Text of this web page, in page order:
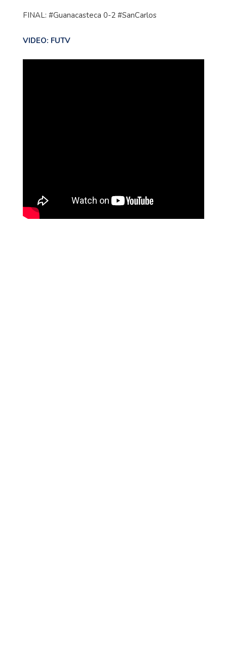
FINAL: #Guanacasteca 0-2 #SanCarlos
VIDEO: FUTV